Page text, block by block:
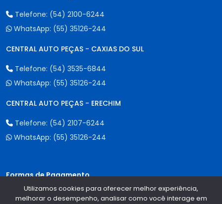
Telefone: (54) 2100-6244
WhatsApp: (55) 35126-244
CENTRAL AUTO PEÇAS - CAXIAS DO SUL
Telefone: (54) 3535-6844
WhatsApp: (55) 35126-244
CENTRAL AUTO PEÇAS - ERECHIM
Telefone: (54) 2107-6244
WhatsApp: (55) 35126-244
Formas de Pagamento
Utilizamos cookies para oferecer melhor experiência,
melhorar o desempenho, analisar como você interage em